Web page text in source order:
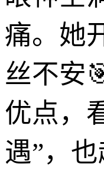
痛。她
丝不安
优点，
遇”，